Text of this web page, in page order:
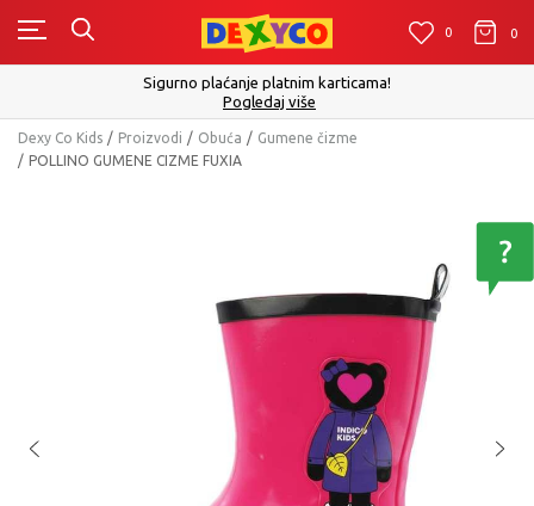
0 0
Click&Collect - Platite karticom Online i
Dexy Co Kids Proizvodi Obuća
Gumene čizme
POLLINO GUMENE CIZME FUXIA